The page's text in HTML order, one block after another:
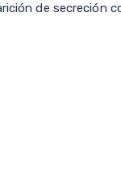
de secreción